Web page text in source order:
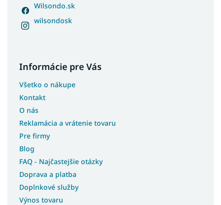
Wilsondo.sk
wilsondosk
Informácie pre Vás
Všetko o nákupe
Kontakt
O nás
Reklamácia a vrátenie tovaru
Pre firmy
Blog
FAQ - Najčastejšie otázky
Doprava a platba
Doplnkové služby
Výnos tovaru